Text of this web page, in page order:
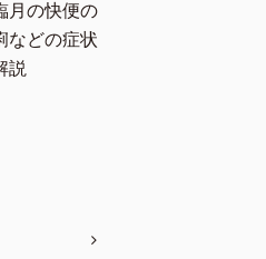
月の快便の
などの症状
説